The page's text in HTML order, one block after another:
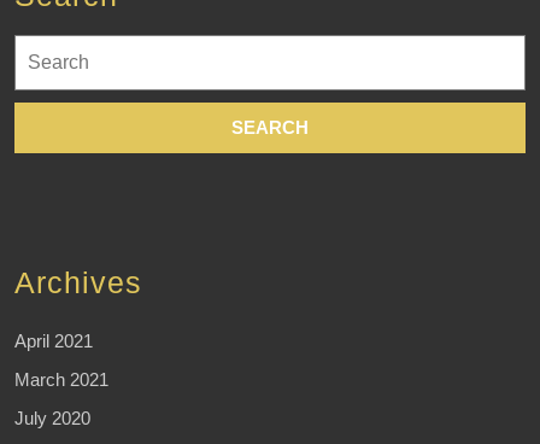
for:
Archives
April 2021
March 2021
July 2020